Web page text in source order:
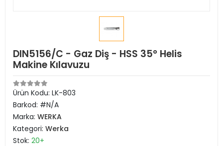
DIN5156/C - Gaz Diş - HSS 35° Helis
Makine Kılavuzu
Ürün Kodu: LK-803
Barkod: #N/A
Marka: WERKA
Kategori: Werka
Stok: 20+